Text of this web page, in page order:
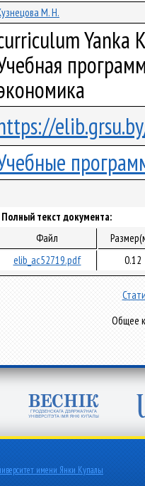
М. Н.
Yanka
Полный текст документа:
Файл
elib_ac52719.pdf
0.12
Общее
имени Янки Купалы